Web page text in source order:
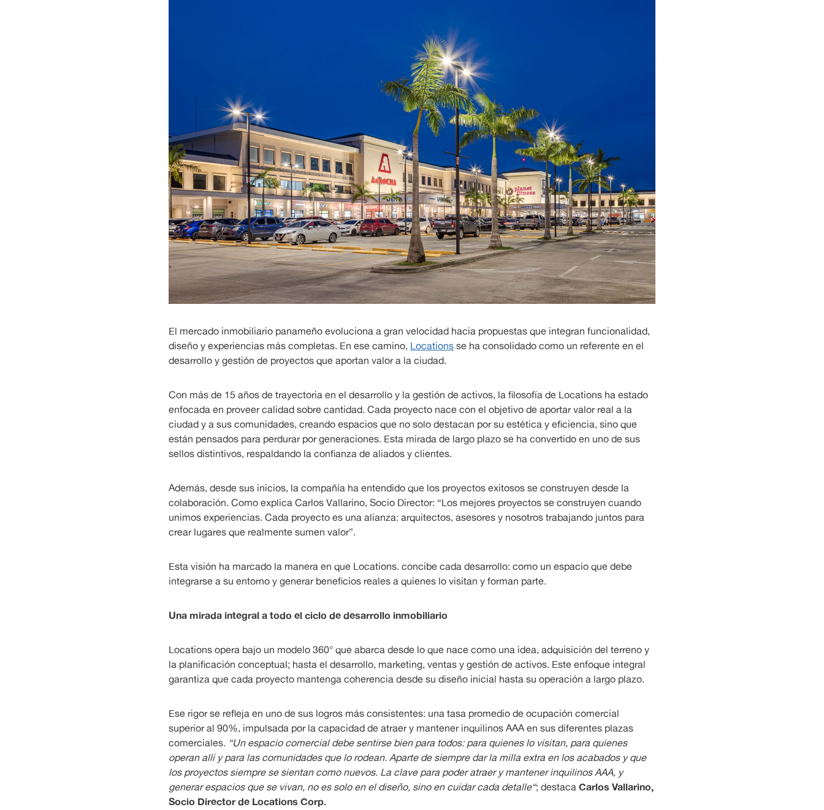
El mercado inmobiliario panameño evoluciona a gran velocidad hacia propuestas que integran funcionalidad,
diseño y experiencias más completas. En ese camino, Locations se ha consolidado como un referente en el
desarrollo y gestión de proyectos que aportan valor a la ciudad.
Con más de 15 años de trayectoria en el desarrollo y la gestión de activos, la filosofía de Locations ha estado
enfocada en proveer calidad sobre cantidad. Cada proyecto nace con el objetivo de aportar valor real a la
ciudad y a sus comunidades, creando espacios que no solo destacan por su estética y eficiencia, sino que
están pensados para perdurar por generaciones. Esta mirada de largo plazo se ha convertido en uno de sus
sellos distintivos, respaldando la confianza de aliados y clientes.
Además, desde sus inicios, la compañía ha entendido que los proyectos exitosos se construyen desde la
colaboración. Como explica Carlos Vallarino, Socio Director: “Los mejores proyectos se construyen cuando
unimos experiencias. Cada proyecto es una alianza: arquitectos, asesores y nosotros trabajando juntos para
crear lugares que realmente sumen valor”.
Esta visión ha marcado la manera en que Locations. concibe cada desarrollo: como un espacio que debe
integrarse a su entorno y generar beneficios reales a quienes lo visitan y forman parte.
Una mirada integral a todo el ciclo de desarrollo inmobiliario
Locations opera bajo un modelo 360° que abarca desde lo que nace como una idea, adquisición del terreno y
la planificación conceptual; hasta el desarrollo, marketing, ventas y gestión de activos. Este enfoque integral
garantiza que cada proyecto mantenga coherencia desde su diseño inicial hasta su operación a largo plazo.
Ese rigor se refleja en uno de sus logros más consistentes: una tasa promedio de ocupación comercial
superior al 90%, impulsada por la capacidad de atraer y mantener inquilinos AAA en sus diferentes plazas
comerciales. “Un espacio comercial debe sentirse bien para todos: para quienes lo visitan, para quienes
operan allí y para las comunidades que lo rodean. Aparte de siempre dar la milla extra en los acabados y que
los proyectos siempre se sientan como nuevos. La clave para poder atraer y mantener inquilinos AAA, y
generar espacios que se vivan, no es solo en el diseño, sino en cuidar cada detalle“; destaca Carlos Vallarino,
Socio Director de Locations Corp.